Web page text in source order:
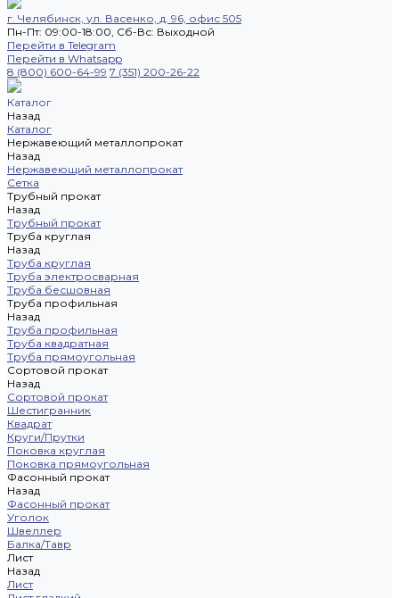
г. Челябинск, ул. Васенко, д. 96, офис 505
Пн-Пт: 09:00-18:00, Cб-Вс: Выходной
Перейти в Telegram
Перейти в Whatsapp
8 (800) 600-64-99 7 (351) 200-26-22
Каталог
Назад
Каталог
Нержавеющий металлопрокат
Назад
Нержавеющий металлопрокат
Сетка
Трубный прокат
Назад
Трубный прокат
Труба круглая
Назад
Труба круглая
Труба электросварная
Труба бесшовная
Труба профильная
Назад
Труба профильная
Труба квадратная
Труба прямоугольная
Сортовой прокат
Назад
Сортовой прокат
Шестигранник
Квадрат
Круги/Прутки
Поковка круглая
Поковка прямоугольная
Фасонный прокат
Назад
Фасонный прокат
Уголок
Швеллер
Балка/Тавр
Лист
Назад
Лист